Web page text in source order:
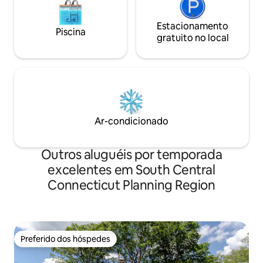
Piscina
Estacionamento
gratuito no local
Ar-condicionado
Outros aluguéis por temporada
excelentes em South Central
Connecticut Planning Region
Preferido dos hóspedes
Preferido dos hóspedes